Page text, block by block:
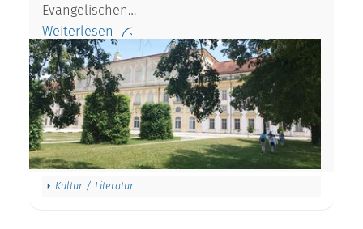
Evangelischen…
Weiterlesen
Kultur / Literatur